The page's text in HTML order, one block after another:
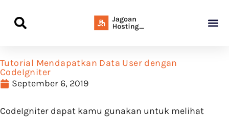
Tutorial Mendapatkan Data User dengan
CodeIgniter
September 6, 2019
CodeIgniter dapat kamu gunakan untuk melihat